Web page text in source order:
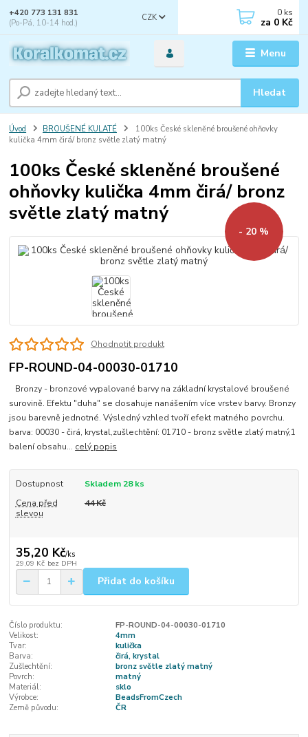
Menu
CZK
Hledat
+420 773 131 831
(Po-Pá, 10-14 hod.)
0 ks
za 0 Kč
Úvod BROUŠENÉ KULATÉ
100ks České skleněné broušené ohňovky
kulička 4mm čirá/ bronz světle zlatý matný
100ks České skleněné broušené
ohňovky kulička 4mm čirá/ bronz
světle zlatý matný
- 20 %
Ohodnotit produkt
FP-ROUND-04-00030-01710
Bronzy - bronzové vypalované barvy na základní krystalové broušené
surovině. Efektu "duha" se dosahuje nanášením více vrstev barvy. Bronzy
jsou barevně jednotné. Výsledný vzhled tvoří efekt matného povrchu.
barva: 00030 - čirá, krystal,zušlechtění: 01710 - bronz světle zlatý matný,1
balení obsahu... celý popis
Dostupnost
Skladem 28 ks
Cena před
slevou
44 Kč
35,20 Kč/ks
29,09 Kč bez DPH
Přidat do košíku
Číslo produktu:
FP-ROUND-04-00030-01710
Velikost:
4mm
Tvar:
kulička
Barva:
čirá, krystal
Zušlechtění:
bronz světle zlatý matný
Povrch:
matný
Materiál:
sklo
Výrobce:
BeadsFromCzech
Země původu:
ČR